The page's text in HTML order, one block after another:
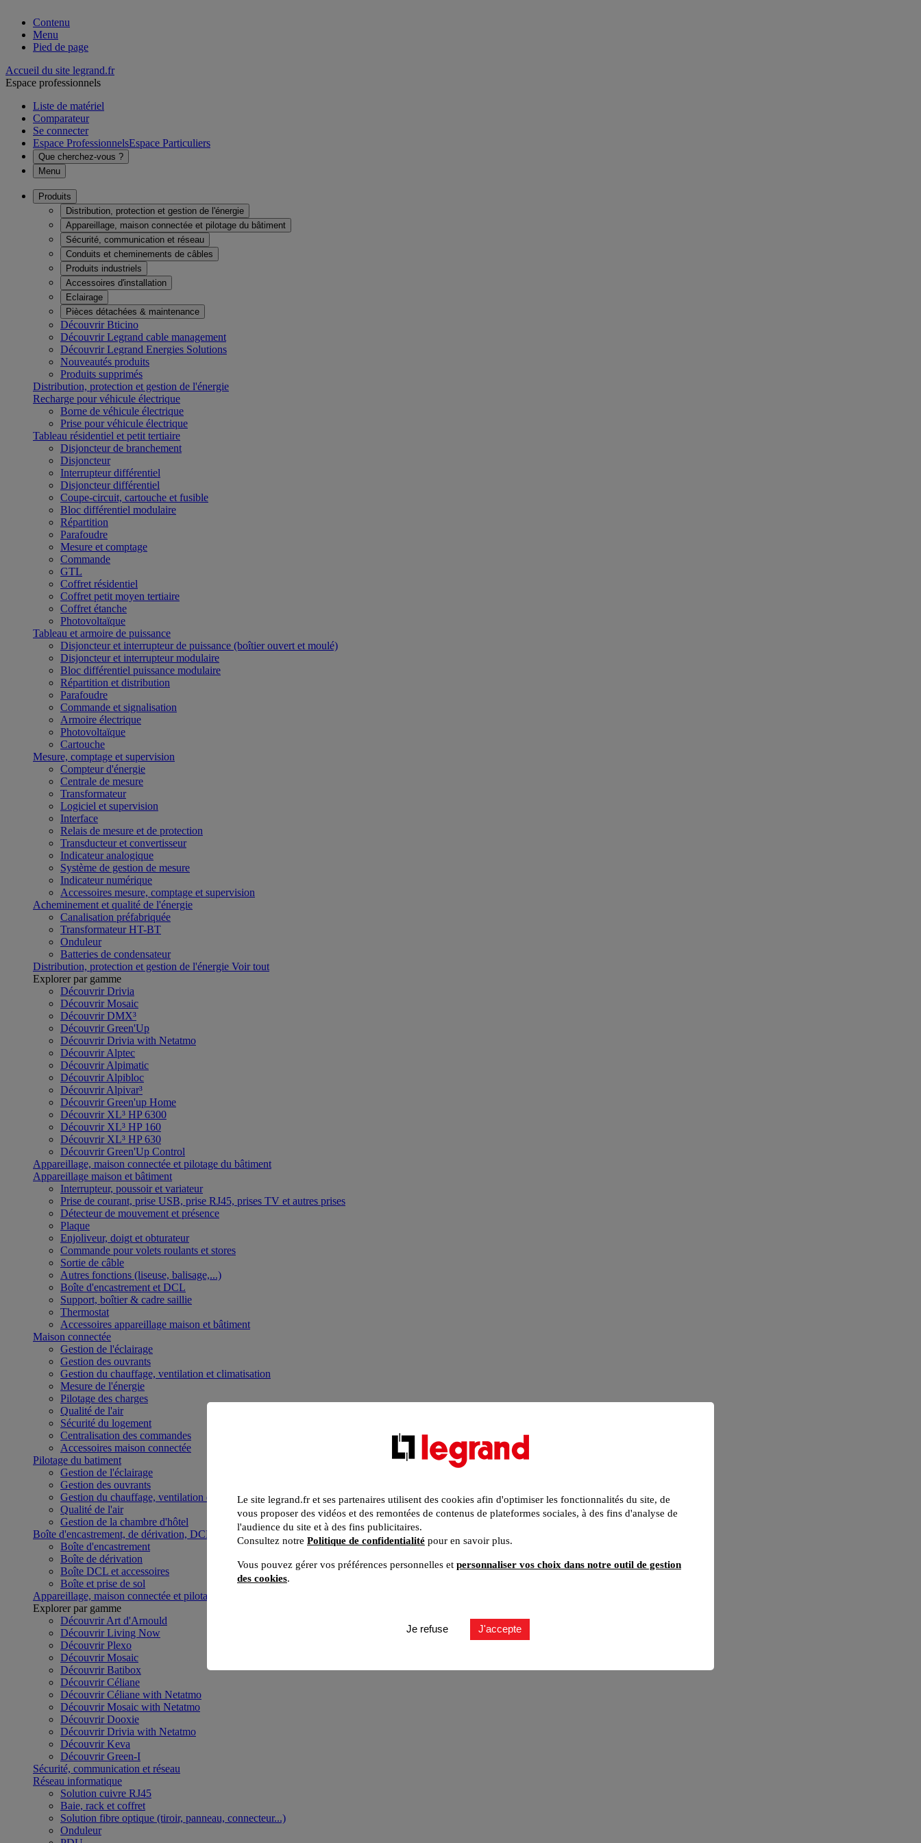
Contenu
Menu
Pied de page
Accueil du site legrand.fr
Espace professionnels
Liste de matériel
Comparateur
Se connecter
Espace ProfessionnelsEspace Particuliers
Que cherchez-vous ?
Menu
Produits
Distribution, protection et gestion de l'énergie
Appareillage, maison connectée et pilotage du bâtiment
Sécurité, communication et réseau
Conduits et cheminements de câbles
Produits industriels
Accessoires d'installation
Eclairage
Pièces détachées & maintenance
Découvrir Bticino
Découvrir Legrand cable management
Découvrir Legrand Energies Solutions
Nouveautés produits
Produits supprimés
Distribution, protection et gestion de l'énergie
Recharge pour véhicule électrique
Borne de véhicule électrique
Prise pour véhicule électrique
Tableau résidentiel et petit tertiaire
Disjoncteur de branchement
Disjoncteur
Interrupteur différentiel
Disjoncteur différentiel
Coupe-circuit, cartouche et fusible
Bloc différentiel modulaire
Répartition
Parafoudre
Mesure et comptage
Commande
GTL
Coffret résidentiel
Coffret petit moyen tertiaire
Coffret étanche
Photovoltaïque
Tableau et armoire de puissance
Disjoncteur et interrupteur de puissance (boîtier ouvert et moulé)
Disjoncteur et interrupteur modulaire
Bloc différentiel puissance modulaire
Répartition et distribution
Parafoudre
Commande et signalisation
Armoire électrique
Photovoltaïque
Cartouche
Mesure, comptage et supervision
Compteur d'énergie
Centrale de mesure
Transformateur
Logiciel et supervision
Interface
Relais de mesure et de protection
Transducteur et convertisseur
Indicateur analogique
Système de gestion de mesure
Indicateur numérique
Accessoires mesure, comptage et supervision
Acheminement et qualité de l'énergie
Canalisation préfabriquée
Transformateur HT-BT
Onduleur
Batteries de condensateur
Distribution, protection et gestion de l'énergie Voir tout
Explorer par gamme
Découvrir Drivia
Découvrir Mosaic
Découvrir DMX³
Découvrir Green'Up
Découvrir Drivia with Netatmo
Découvrir Alptec
Découvrir Alpimatic
Découvrir Alpibloc
Découvrir Alpivar³
Découvrir Green'up Home
Découvrir XL³ HP 6300
Découvrir XL³ HP 160
Découvrir XL³ HP 630
Découvrir Green'Up Control
Appareillage, maison connectée et pilotage du bâtiment
Appareillage maison et bâtiment
Interrupteur, poussoir et variateur
Prise de courant, prise USB, prise RJ45, prises TV et autres prises
Détecteur de mouvement et présence
Plaque
Enjoliveur, doigt et obturateur
Commande pour volets roulants et stores
Sortie de câble
Autres fonctions (liseuse, balisage,...)
Boîte d'encastrement et DCL
Support, boîtier & cadre saillie
Thermostat
Accessoires appareillage maison et bâtiment
Maison connectée
Gestion de l'éclairage
Gestion des ouvrants
Gestion du chauffage, ventilation et climatisation
Mesure de l'énergie
Pilotage des charges
Qualité de l'air
Sécurité du logement
Centralisation des commandes
Accessoires maison connectée
Pilotage du batiment
Gestion de l'éclairage
Gestion des ouvrants
Gestion du chauffage, ventilation et climatisation
Qualité de l'air
Gestion de la chambre d'hôtel
Boîte d'encastrement, de dérivation, DCL et boîte de sol
Boîte d'encastrement
Boîte de dérivation
Boîte DCL et accessoires
Boîte et prise de sol
Appareillage, maison connectée et pilotage du bâtiment
Explorer par gamme
Découvrir Art d'Arnould
Découvrir Living Now
Découvrir Plexo
Découvrir Mosaic
Découvrir Batibox
Découvrir Céliane
Découvrir Céliane with Netatmo
Découvrir Mosaic with Netatmo
Découvrir Dooxie
Découvrir Drivia with Netatmo
Découvrir Keva
Découvrir Green-I
Sécurité, communication et réseau
Réseau informatique
Solution cuivre RJ45
Baie, rack et coffret
Solution fibre optique (tiroir, panneau, connecteur...)
Onduleur
Le site legrand.fr et ses partenaires utilisent des cookies afin d'optimiser les fonctionnalités du site, de
vous proposer des vidéos et des remontées de contenus de plateformes sociales, à des fins d'analyse de
l'audience du site et à des fins publicitaires.
Consultez notre Politique de confidentialité pour en savoir plus.
Vous pouvez gérer vos préférences personnelles et personnaliser vos choix dans notre outil de gestion
des cookies.
Je refuse J'accepte